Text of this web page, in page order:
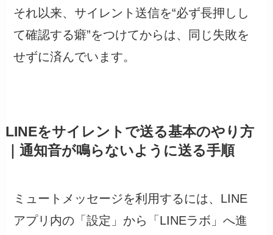
それ以来、サイレント送信を“必ず長押しし
て確認する癖”をつけてからは、同じ失敗を
せずに済んでいます。
LINEをサイレントで送る基本のやり方
｜通知音が鳴らないように送る手順
ミュートメッセージを利用するには、LINE
アプリ内の「設定」から「LINEラボ」へ進